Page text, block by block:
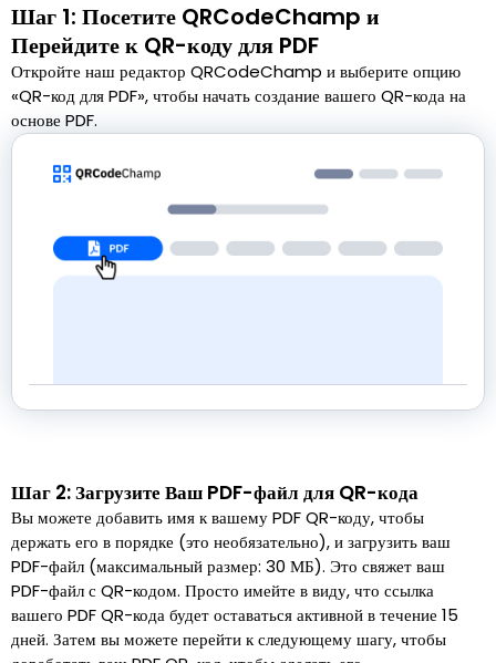
Шаг 1: Посетите QRCodeChamp и
Перейдите к QR-коду для PDF
Откройте наш редактор QRCodeChamp и выберите опцию
«QR-код для PDF», чтобы начать создание вашего QR-кода на
основе PDF.
Шаг 2: Загрузите Ваш PDF-файл для QR-кода
Вы можете добавить имя к вашему PDF QR-коду, чтобы
держать его в порядке (это необязательно), и загрузить ваш
PDF-файл (максимальный размер: 30 МБ). Это свяжет ваш
PDF-файл с QR-кодом. Просто имейте в виду, что ссылка
вашего PDF QR-кода будет оставаться активной в течение 15
дней. Затем вы можете перейти к следующему шагу, чтобы